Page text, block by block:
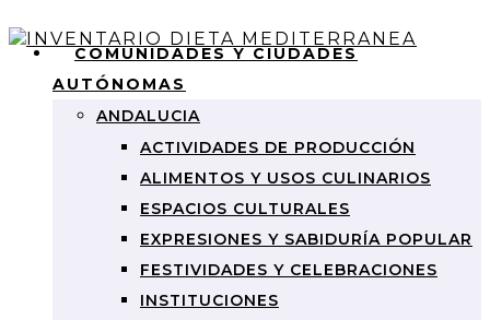
COMUNIDADES Y CIUDADES
AUTÓNOMAS
ANDALUCIA
ACTIVIDADES DE PRODUCCIÓN
ALIMENTOS Y USOS CULINARIOS
ESPACIOS CULTURALES
EXPRESIONES Y SABIDURÍA POPULAR
FESTIVIDADES Y CELEBRACIONES
INSTITUCIONES